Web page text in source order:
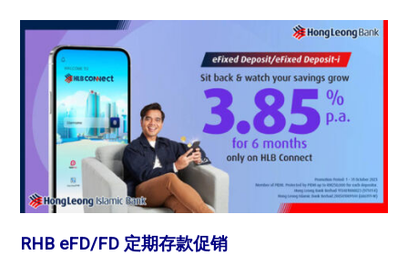
RHB eFD/FD 定期存款促销